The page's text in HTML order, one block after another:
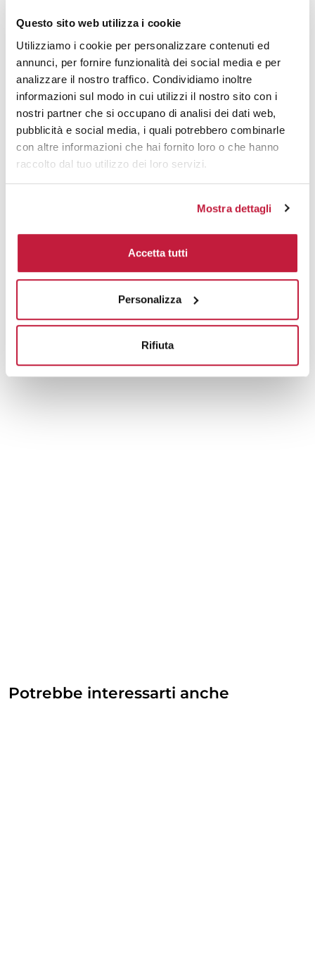
Questo sito web utilizza i cookie
Utilizziamo i cookie per personalizzare contenuti ed
annunci, per fornire funzionalità dei social media e per
analizzare il nostro traffico. Condividiamo inoltre
informazioni sul modo in cui utilizzi il nostro sito con i
nostri partner che si occupano di analisi dei dati web,
pubblicità e social media, i quali potrebbero combinarle
con altre informazioni che hai fornito loro o che hanno
raccolto dal tuo utilizzo dei loro servizi.
Mostra dettagli
Accetta tutti
Personalizza
Rifiuta
Tecniche di stampa
Area di personalizzazione
Domande e risposte
Potrebbe interessarti anche